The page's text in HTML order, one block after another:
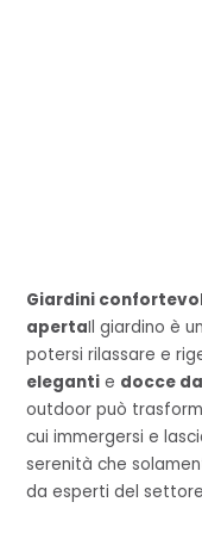
Giardini
apertaIl giardino è
potersi rilassare e
eleganti e docce
outdoor può
cui immergersi e
serenità che
da esperti del